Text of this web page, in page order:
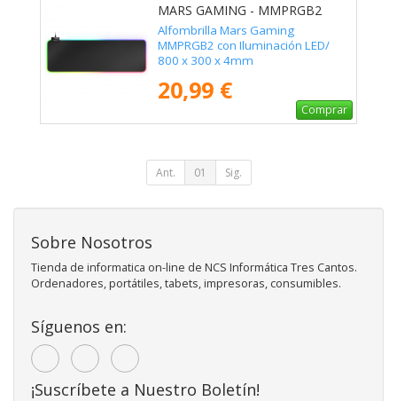
MARS GAMING - MMPRGB2
Alfombrilla Mars Gaming
MMPRGB2 con Iluminación LED/
800 x 300 x 4mm
20,99 €
Comprar
Ant. 01 Sig.
Sobre Nosotros
Tienda de informatica on-line de NCS Informática Tres Cantos.
Ordenadores, portátiles, tabets, impresoras, consumibles.
Síguenos en:
¡Suscríbete a Nuestro Boletín!